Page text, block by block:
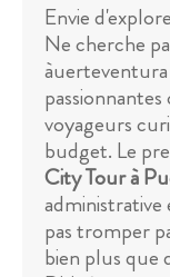
Envie
Ne cherche
voyageurs
budget. Le
City Tour à
pas tromper
bien plus que